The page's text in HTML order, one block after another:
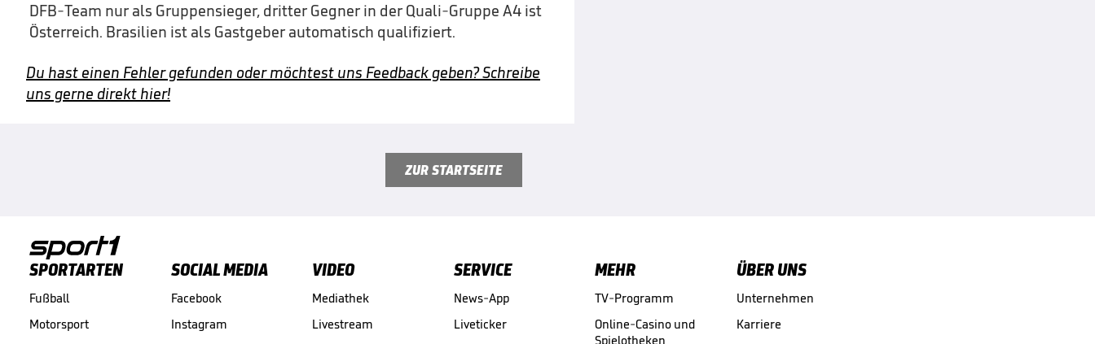
DFB-Team nur als Gruppensieger, dritter Gegner in der Quali-Gruppe A4 ist
Österreich. Brasilien ist als Gastgeber automatisch qualifiziert.
Du hast einen Fehler gefunden oder möchtest uns Feedback geben? Schreibe
uns gerne direkt hier!
ZUR STARTSEITE
SPORTARTEN
Fußball
Motorsport
SOCIAL MEDIA
Facebook
Instagram
VIDEO
Mediathek
Livestream
SERVICE
News-App
Liveticker
MEHR
TV-Programm
Online-Casino und
Spielotheken
ÜBER UNS
Unternehmen
Karriere